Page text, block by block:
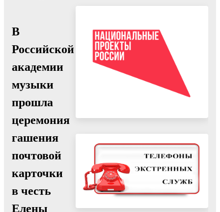
В
Российской
академии
музыки
прошла
церемония
гашения
почтовой
карточки
в честь
Елены